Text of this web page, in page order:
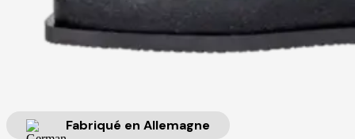
Fabriqué en Allemagne